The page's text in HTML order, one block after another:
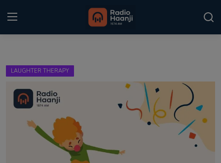
Punjabi Podcast
Kitaab Kahani
LAUGHTER THERAPY